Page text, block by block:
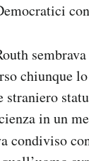
chiunque
straniero
in un
condiviso